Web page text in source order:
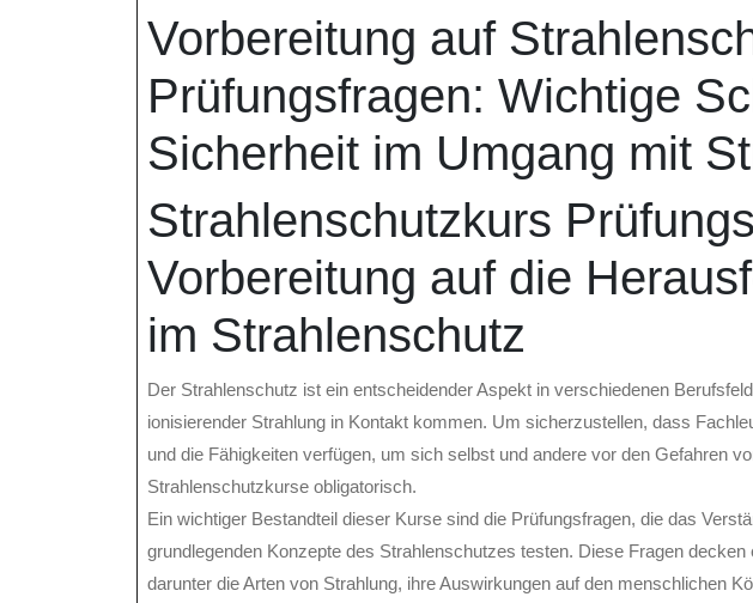
2024
Vorbereitung auf
Prüfungsfragen: Wichtige
Sicherheit im Umgang mit
Strahlenschutzkurs
Vorbereitung auf die
im Strahlenschutz
Der Strahlenschutz ist ein entscheidender Aspekt in verschiedenen
ionisierender Strahlung in Kontakt kommen. Um sicherzustellen, dass
und die Fähigkeiten verfügen, um sich selbst und andere vor den Gefahren
Strahlenschutzkurse obligatorisch.
Ein wichtiger Bestandteil dieser Kurse sind die Prüfungsfragen, die das
grundlegenden Konzepte des Strahlenschutzes testen. Diese Fragen decken
darunter die Arten von Strahlung, ihre Auswirkungen auf den menschlichen